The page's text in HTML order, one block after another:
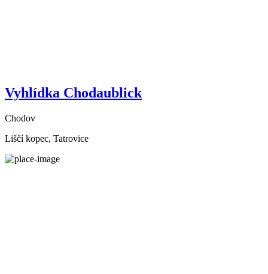
Vyhlídka Chodaublick
Chodov
Liščí kopec, Tatrovice